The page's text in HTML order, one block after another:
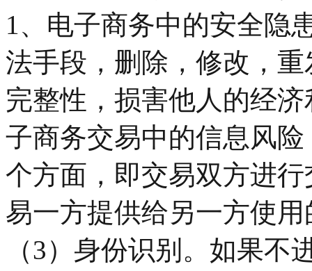
1、电子商务中的安全隐
法手段，删除，修改，
完整性，损害他人的经
子商务交易中的信息风
个方面，即交易双方进
易一方提供给另一方使
（3）身份识别。如果